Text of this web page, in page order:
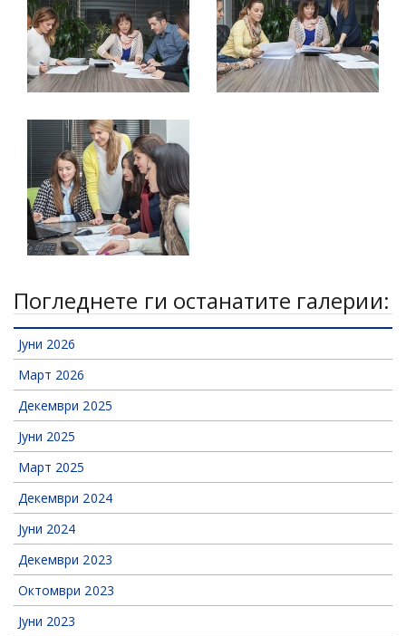
Погледнете ги останатите галерии:
Јуни 2026
Март 2026
Декември 2025
Јуни 2025
Март 2025
Декември 2024
Јуни 2024
Декември 2023
Октомври 2023
Јуни 2023